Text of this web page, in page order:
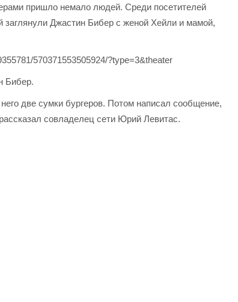
пришло немало людей. Среди посетителей
заглянули Джастин Бибер с женой Хейли и мамой,
570371553505924/?type=3&theater
Бибер.
две сумки бургеров. Потом написал сообщение,
совладелец сети Юрий Левитас.